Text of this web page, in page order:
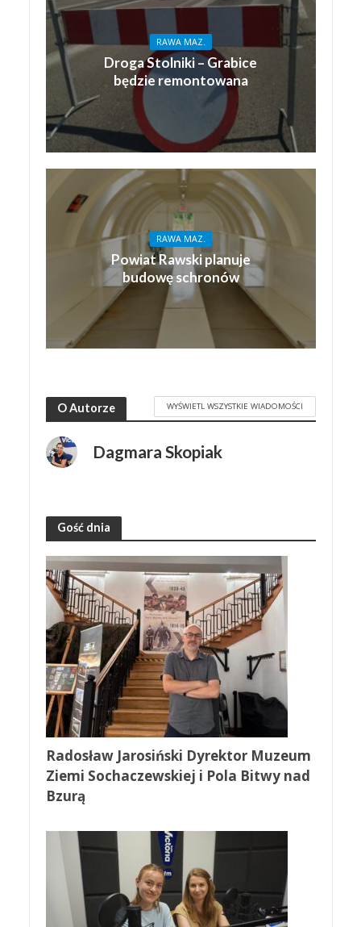
RAWA MAZ.
Droga Stolniki – Grabice
będzie remontowana
RAWA MAZ.
Powiat Rawski planuje
budowę schronów
O Autorze WYŚWIETL WSZYSTKIE WIADOMOŚCI
Dagmara Skopiak
Gość dnia
Radosław Jarosiński Dyrektor Muzeum
Ziemi Sochaczewskiej i Pola Bitwy nad
Bzurą